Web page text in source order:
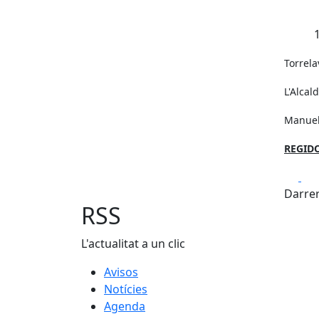
RSS
L'actualitat a un clic
Avisos
Notícies
Agenda